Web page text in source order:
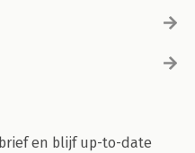
en blijf up-to-date